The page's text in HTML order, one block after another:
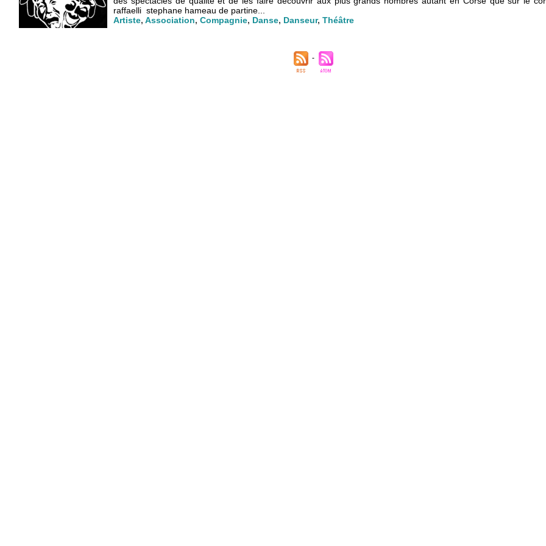
raffaelli stephane hameau de partine...
Artiste, Association, Compagnie, Danse, Danseur, Théâtre